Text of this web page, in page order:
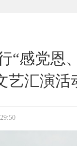
“感党恩
艺汇演活